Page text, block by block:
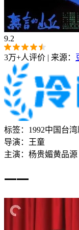
9.2
3万+人评价 | 来源：
标签： 1992中国台湾
导演：
王童
主演： 杨贵媚黄品源
一一